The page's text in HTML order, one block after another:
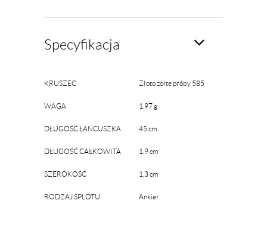
Specyfikacja
KRUSZEC Złoto żółte próby 585
WAGA 1.97 g
DŁUGOŚĆ ŁAŃCUSZKA 45 cm
DŁUGOŚĆ CAŁKOWITA 1,9 cm
SZEROKOŚĆ 1,3 cm
RODZAJ SPLOTU Ankier